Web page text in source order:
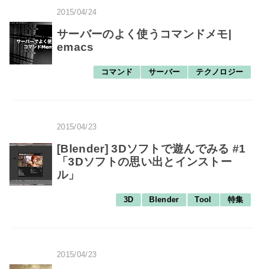
2015/04/24
サーバーのよく使うコマンドメモ|
emacs
コマンド サーバー テクノロジー
2015/04/23
[Blender] 3Dソフトで遊んでみる #1
「3Dソフトの思い出とインストー
ル」
3D Blender Tool 特集
2015/04/23